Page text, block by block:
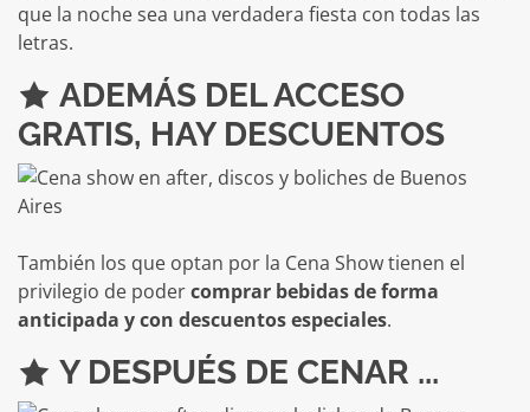
que la noche sea una verdadera fiesta con todas las
letras.
ADEMÁS DEL ACCESO
GRATIS, HAY DESCUENTOS
También los que optan por la Cena Show tienen el
privilegio de podercomprar bebidas de forma
anticipada y con descuentos especiales.
Y DESPUÉS DE CENAR ...